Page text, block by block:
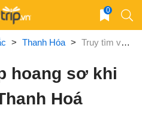
0
> Thanh Hóa > Truy tìm vẻ đẹp hoang sơ khi đến Bãi Đông Thanh Hoá
hoang sơ khi
Hoá